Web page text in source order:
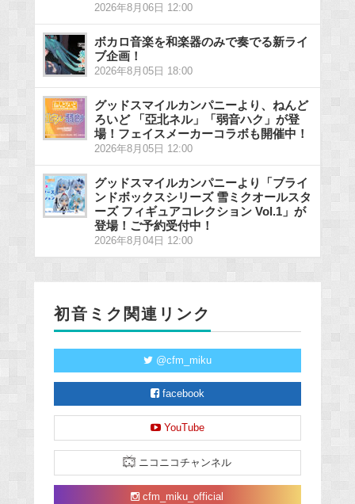
2026年8月06日 12:00
ボカロ音楽を和楽器のみで奏でる新ライ
ブ企画！
2026年8月05日 18:00
グッドスマイルカンパニーより、ねんど
ろいど 「亞北ネル」「弱音ハク」が登
場！フェイスメーカーコラボも開催中！
2026年8月05日 12:00
グッドスマイルカンパニーより「ブライ
ンドボックスシリーズ 雪ミクオールスタ
ーズ フィギュアコレクション Vol.1」が
登場！ご予約受付中！
2026年8月04日 12:00
初音ミク関連リンク
@cfm_miku
facebook
YouTube
ニコニコチャンネル
cfm_miku_official